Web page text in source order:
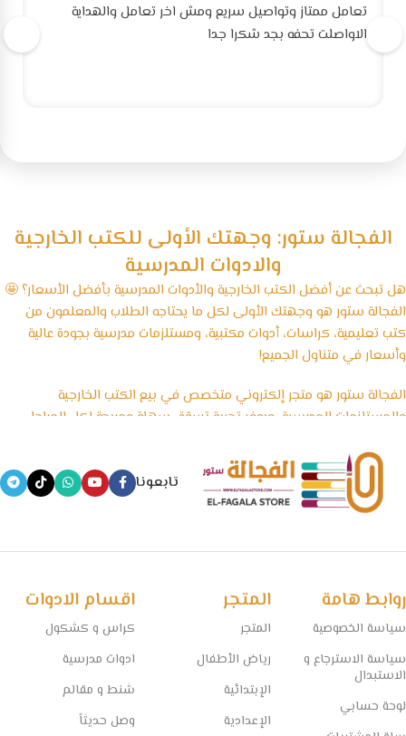
تعامل ممتاز وتواصيل سريع ومش اخر تعامل والهداية
الاواصلت تحفه بجد شكرا جدا
الفجالة ستور: وجهتك الأولى للكتب الخارجية
والادوات المدرسية
هل تبحث عن أفضل الكتب الخارجية والأدوات المدرسية بأفضل الأسعار؟ 🤩
الفجالة ستور هو وجهتك الأولى لكل ما يحتاجه الطلاب والمعلمون من
كتب تعليمية، كراسات، أدوات مكتبية، ومستلزمات مدرسية بجودة عالية
وأسعار في متناول الجميع!
الفجالة ستور هو متجر إلكتروني متخصص في بيع الكتب الخارجية
والمستلزمات المدرسية، ويوفر تجربة تسوّق سهلة ومريحة لكل المراحل
الأدوات المكتبية والكشاكيل.
نسعى في الفجالة ستور إلى تقديم منتجات تعليمية موثوقة ومصادر
تابعونا
روابط هامة
سياسة الخصوصية
سياسة الاسترجاع و
الاستبدال
لوحة حسابي
المتجر
المتجر
رياض الأطفال
الإبتدائية
الإعدادية
اقسام الادوات
كراس و كشكول
ادوات مدرسية
شنط و مقالم
وصل حديثاً